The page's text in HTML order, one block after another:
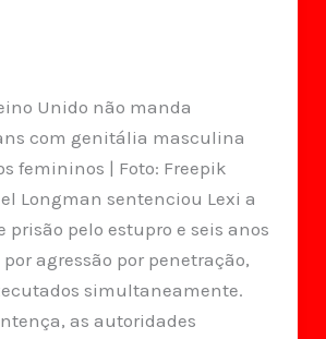
Unido não manda
com genitália masculina
femininos | Foto: Freepik
Longman sentenciou Lexi a
prisão pelo estupro e seis anos
por agressão por penetração,
simultaneamente.
as autoridades